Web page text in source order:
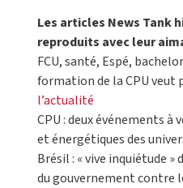
Les articles News Tank
reproduits avec leur
FCU, santé, Espé,
formation de la CPU veut
l’actualité
CPU : deux événements
et énergétiques des
Brésil : « vive inquiétude »
du gouvernement contre